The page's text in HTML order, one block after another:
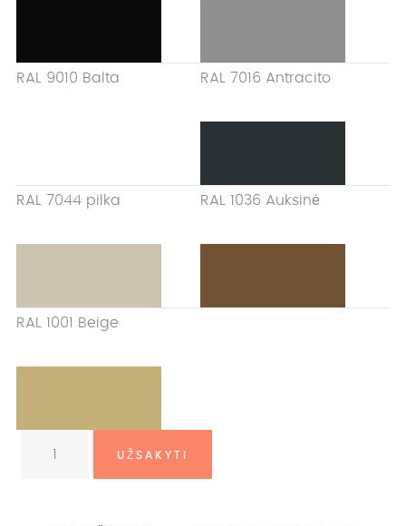
RAL 9010 Balta RAL 7016 Antracito
RAL 7044 pilka RAL 1036 Auksinė
RAL 1001 Beige